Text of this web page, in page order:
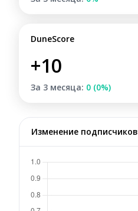
DuneScore
+10
За 3 месяца: 0 (0%)
Изменение подписчиков